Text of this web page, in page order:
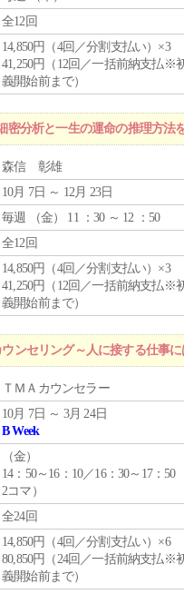
全12回
14,850円（4回／分割支払い）×3
41,250円（12回／一括前納支払※
義開始前まで）
分析と一生の運命の推理方法
森信 彰雄
10月 7日 ～ 12月 23日
毎週 （金） 11 ：30 ～ 12 ：50
全12回
14,850円（4回／分割支払い）×3
41,250円（12回／一括前納支払※
義開始前まで）
ンセリング～人に接する仕事
ＴＭＡカウンセラー
10月 7日 ～ 3月 24日
B Week
（金）
14：50～16：10／16：30～17：50
2コマ）
全24回
14,850円（4回／分割支払い）×6
80,850円（24回／一括前納支払※
義開始前まで）